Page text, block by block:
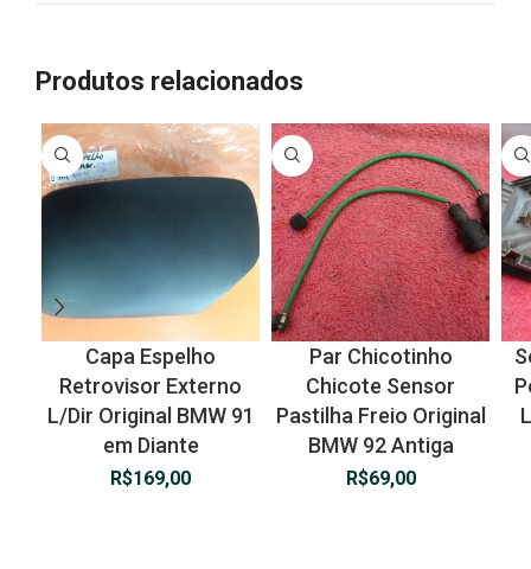
Produtos relacionados
Capa Espelho
Retrovisor Externo
L/Dir Original BMW 91
em Diante
R$169,00
Par Chicotinho
Chicote Sensor
Pastilha Freio Original
BMW 92 Antiga
R$69,00